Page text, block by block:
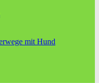
mit Hund